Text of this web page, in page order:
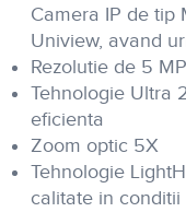
Camera IP de tip
Uniview, avand
Rezolutie de 5 MP
Tehnologie Ultra
eficienta
Zoom optic 5X
Tehnologie
calitate in